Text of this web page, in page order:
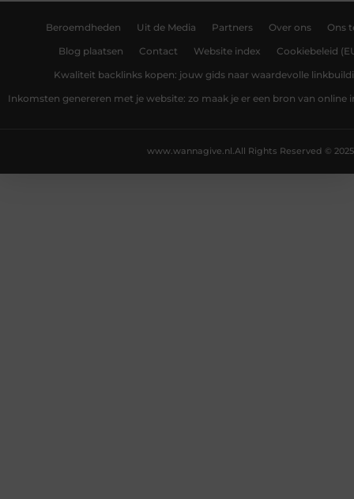
Beroemdheden Uit de Media Partners Over ons Ons
Blog plaatsen Contact Website index Cookiebeleid
Kwaliteit backlinks kopen: jouw gids naar waardevolle
Inkomsten genereren met je website: zo maak je er een bron van online
All Rights Reserved © 2025
www.wannagive.nl.